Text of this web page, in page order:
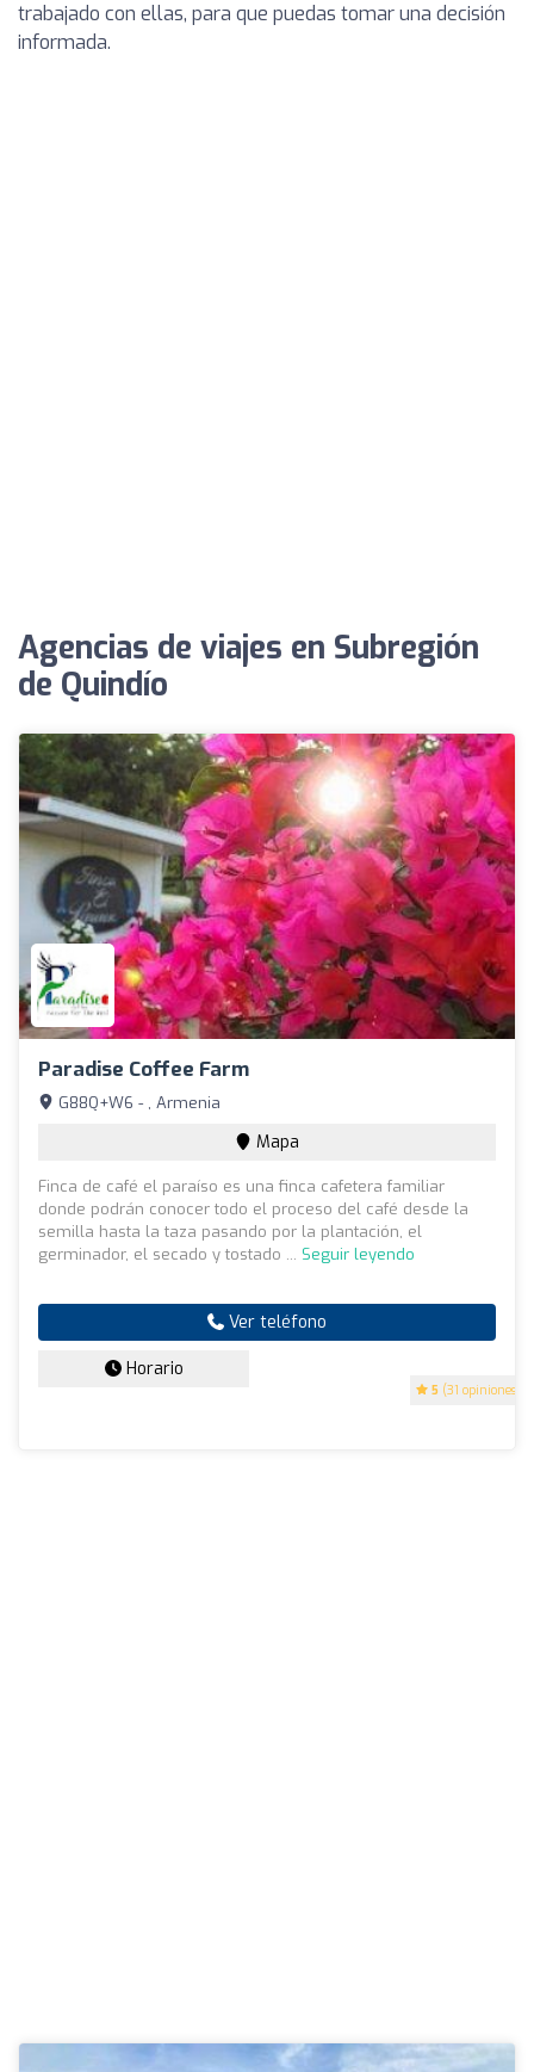
trabajado con ellas, para que puedas tomar una decisión
informada.
Agencias de viajes en Subregión
de Quindío
Paradise Coffee Farm
5 (31 opiniones)
G88Q+W6 - , Armenia
Mapa
Finca de café el paraíso es una finca cafetera familiar
donde podrán conocer todo el proceso del café desde la
semilla hasta la taza pasando por la plantación, el
germinador, el secado y tostado ... Seguir leyendo
Ver teléfono
Horario